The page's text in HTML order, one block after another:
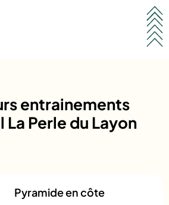
entrainements
Perle du Layon
Pyramide en côte